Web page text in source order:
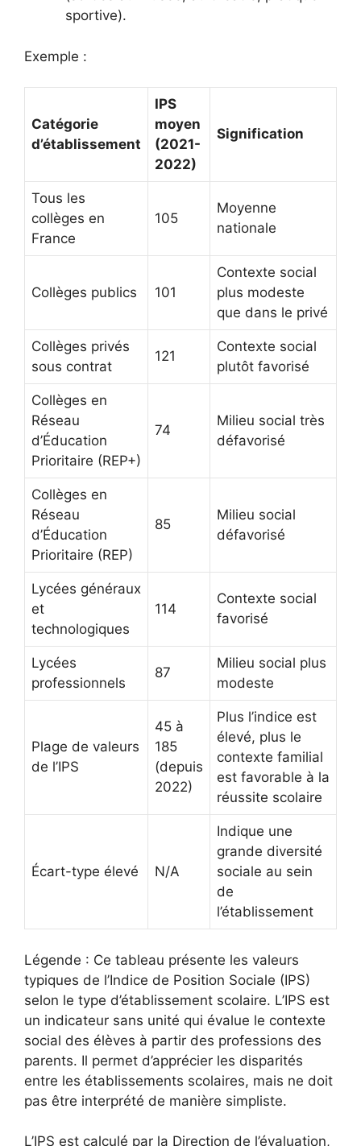
sportive).
Exemple :
Catégorie
d’établissement
IPS
moyen
(2021-
2022)
Signification
Tous les
collèges en
France
105
Moyenne
nationale
Collèges publics 101
Contexte social
plus modeste
que dans le privé
Collèges privés
sous contrat
121
Contexte social
plutôt favorisé
Collèges en
Réseau
d’Éducation
Prioritaire (REP+)
74
Milieu social très
défavorisé
Collèges en
Réseau
d’Éducation
Prioritaire (REP)
85
Milieu social
défavorisé
Lycées généraux
et
technologiques
114
Contexte social
favorisé
Lycées
professionnels
87
Milieu social plus
modeste
Plage de valeurs
de l’IPS
45 à
185
(depuis
2022)
Plus l’indice est
élevé, plus le
contexte familial
est favorable à la
réussite scolaire
Écart-type élevé N/A
Indique une
grande diversité
sociale au sein
de
l’établissement
Légende : Ce tableau présente les valeurs
typiques de l’Indice de Position Sociale (IPS)
selon le type d’établissement scolaire. L’IPS est
un indicateur sans unité qui évalue le contexte
social des élèves à partir des professions des
parents. Il permet d’apprécier les disparités
entre les établissements scolaires, mais ne doit
pas être interprété de manière simpliste.
L’IPS est calculé par la Direction de l’évaluation,